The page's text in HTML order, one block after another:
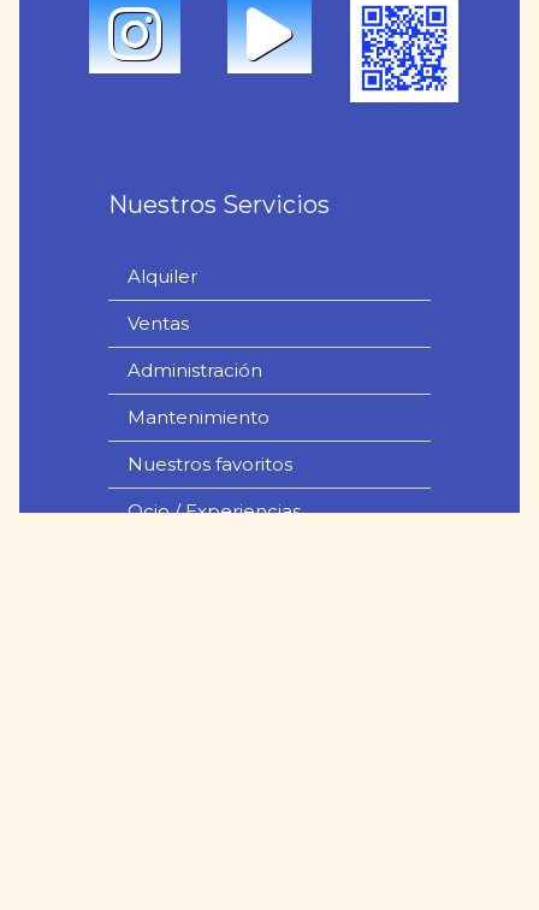
Nuestros Servicios
Alquiler
Ventas
Administración
Mantenimiento
Nuestros favoritos
Ocio / Experiencias